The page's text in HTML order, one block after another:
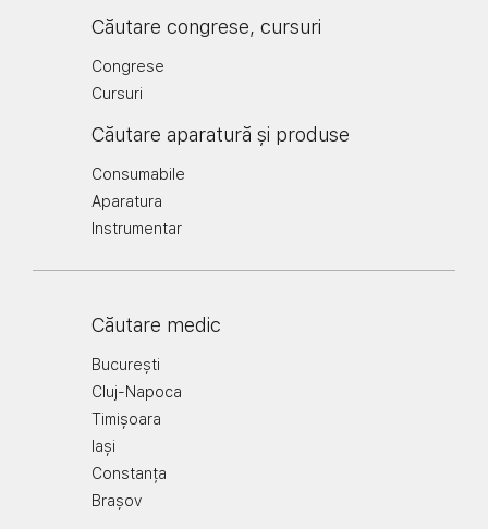
Căutare congrese, cursuri
Congrese
Cursuri
Căutare aparatură și produse
Consumabile
Aparatura
Instrumentar
Căutare medic
București
Cluj-Napoca
Timișoara
Iași
Constanța
Brașov